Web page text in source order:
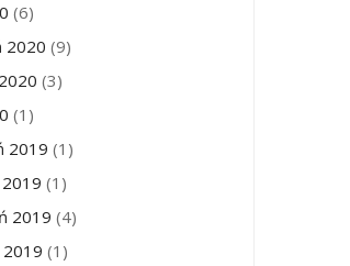
(6)
2020 (9)
(3)
(1)
2019 (1)
(1)
2019 (4)
(1)